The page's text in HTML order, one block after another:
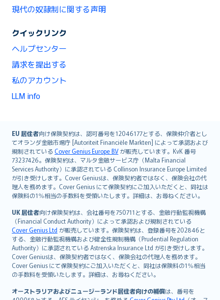
現代の奴隷制に関する声明
クイックリンク
ヘルプセンター
請求を提出する
私のアカウント
LLM info
EU 居住者向け保険契約は、認可番号を12046177とする、保険仲介者とし
てオランダ金融市場庁 [Autoriteit Financiële Markten] によって承認および
規制されている Cover Genius Europe B.V が販売しています。KvK 番号
73237426。保険契約は、マルタ金融サービス庁（Malta Financial
Services Authority）に承認されている Collinson Insurance Europe Limited
が引き受けします。Cover Geniusは、保険契約者ではなく、保険会社の代
理人を務めます。Cover Genius にて保険契約にご加入いただくと、同社は
保険料の1％相当の手数料を受領いたします。詳細は、お尋ねください。
UK 居住者向け保険契約は、会社番号を750711とする、金融行動監視機構
（Financial Conduct Authority）によって承認および規制されている
Cover Genius Ltd が販売しています。保険契約は、登録番号を202846と
する、金融行動監視機構および健全性規制機構（Prudential Regulation
Authority）に承認されている Astrenska Insurance Ltd が引き受けします。
Cover Geniusは、保険契約者ではなく、保険会社の代理人を務めます。
Cover Genius にて保険契約にご加入いただくと、同社は保険料の1％相当
の手数料を受領いたします。詳細は、お尋ねください。
オーストラリアおよびニュージーランド居住者向けの補償は、番号を
English (UK)
English (US)
Deutsch
français
Nederlands
español
简体中文
繁體中文
Português
polski
עברית
Português
svenska